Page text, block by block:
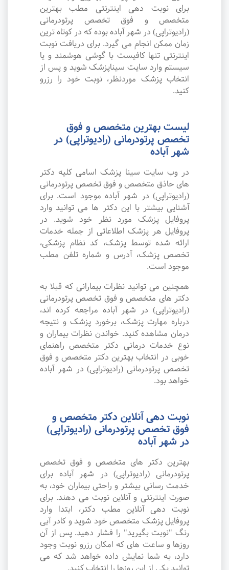
برای نوبت دهی اینترنتی مطب بهترین
متخصص و فوق تخصص پرتودرمانی
(رادیوتراپی) در شهر آباده بوده که در کوتاه ترین
زمان ممکن انجام می گیرد. برای دریافت نوبت
اینترنتی تنها کافیست با گوشی هوشمند و یا
سیستم وارد سایت سیناپزشک شوید و پس از
انتخاب پزشک موردنظر، نوبت خود را رزرو
کنید.
لیست بهترین متخصص و فوق
تخصص پرتودرمانی (رادیوتراپی) در
شهر آباده
در وب سایت سینا پزشک اسامی کلیه دکتر
های حاذق متخصص و فوق تخصص پرتودرمانی
(رادیوتراپی) در شهر آباده موجود است. برای
آشنایی بیشتر با این دکتر ها می توانید وارد
پروفایل پزشک مورد نظر خود شوید. در
پروفایل هر پزشک اطلاعاتی از جمله خدمات
ارائه شده توسط پزشک، کد نظام پزشکی،
تخصص پزشک، آدرس و شماره تلفن مطب
موجود است.
همچنین می توانید نظرات بیمارانی که قبلا به
دکتر های متخصص و فوق تخصص پرتودرمانی
(رادیوتراپی) در شهر آباده مراجعه کرده اند،
درباره مهارت پزشک، برخورد پزشک و نتیجه
درمان مشاهده کنید. خواندن نظرات بیماران و
نوع خدمات درمانی دکتر متخصص راهنمای
خوبی در انتخاب بهترین دکتر متخصص و فوق
تخصص پرتودرمانی (رادیوتراپی) در شهر آباده
خواهد بود.
نوبت دهی آنلاین دکتر متخصص و
فوق تخصص پرتودرمانی (رادیوتراپی)
در شهر آباده
بهترین دکتر های متخصص و فوق تخصص
پرتودرمانی (رادیوتراپی) در شهر آباده برای
خدمت رسانی بیشتر و راحتی بیماران خود، به
صورت اینترنتی و آنلاین نوبت می دهند. برای
نوبت دهی آنلاین مطب دکتر، ابتدا وارد
پروفایل پزشک متخصص خود شوید و کادر آبی
رنگ "نوبت بگیرید" را فشار دهید. پس از آن
روزها و ساعت های که امکان رزرو نوبت وجود
دارد، به شما نمایش داده خواهد شد که می